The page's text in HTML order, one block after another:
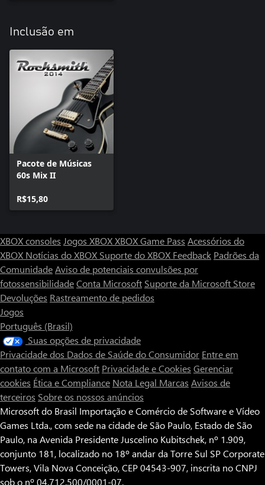
Inclusão em
Pacote de Músicas
60s Mix II
R$15,80
XBOX consoles Jogos XBOXXBOX Game Pass Acessórios do
XBOX Notícias do XBOX Suporte do XBOX Feedback Padrões da
ComunidadeAviso de potenciais convulsões por
fotossensibilidadeConta Microsoft Suporte da Microsoft Store
Devoluções Rastreamento de pedidos
Jogos
Português (Brasil)
Suas opções de privacidade
Privacidade dos Dados de Saúde do Consumidor Entre em
contato com a Microsoft Privacidade e Cookies Gerenciar
cookies Ética e Compliance Nota Legal Marcas Avisos de
terceiros Sobre os nossos anúncios
Microsoft do Brasil Importação e Comércio de Software e Vídeo
Games Ltda., com sede na cidade de São Paulo, Estado de São
Paulo, na Avenida Presidente Juscelino Kubitschek, nº 1.909,
conjunto 181, localizado no 18º andar da Torre Sul SP Corporate
Towers, Vila Nova Conceição, CEP 04543-907, inscrita no CNPJ
sob o nº 04.712.500/0001-07.